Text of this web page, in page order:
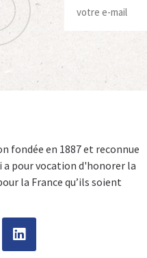
fondée en 1887 et reconnue
a pour vocation d'honorer la
la France qu’ils soient